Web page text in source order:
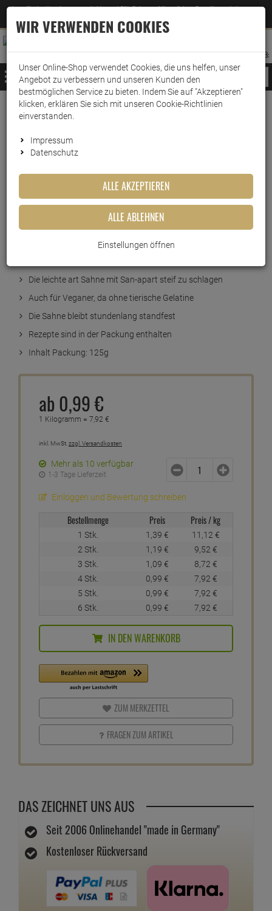
Jetzt für den Newsletter entscheiden und 5% Rabatt auf Ihre nächste Bestellung erhalten
–Zum Newsletter
ANMELDEN
AUFKLAPPEN
MERKZETTEL
WARENKORB:
MENÜ
Weiter einkaufen www.wark24.de Lebensmittel
Küchle San-apart 125g Sahnesteiff
Küchle San-apart 125g
Sahnesteiff
Artikel-Nummer:10012662
Die leichte art Sahne mit San-apart steif zu schlagen
Auch für Veganer, da ohne tierische Gelatine
Die Sahne bleibt stundenlang standfest
Rezepte sind in der Packung enthalten
Inhalt Packung: 125g
ab 0,99€
1 Kilogramm = 7,92 €
inkl. MwSt.zzgl. Versandkosten
Mehr als 10 verfügbar
1-3 Tage Lieferzeit
Einloggen und Bewertung schreiben
Bestellmenge Preis Preis / kg
1 Stk. 1,39 € 11,12 €
2 Stk.
1,19 € 9,52 €
3 Stk.
1,09 € 8,72 €
4 Stk.
0,99 € 7,92 €
5 Stk.
0,99 € 7,92 €
6 Stk.
0,99 € 7,92 €
IN DEN WARENKORB
ZUM MERKZETTEL
FRAGEN ZUM ARTIKEL
DAS ZEICHNET UNS AUS
Seit 2006 Onlinehandel "made in Germany"
Kostenloser Rückversand
WIR VERWENDEN COOKIES
Unser Online-Shop verwendet Cookies, die uns helfen, unser
Angebot zu verbessern und unseren Kunden den
bestmöglichen Service zu bieten. Indem Sie auf "Akzeptieren"
klicken, erklären Sie sich mit unseren Cookie-Richtlinien
einverstanden.
Impressum
Datenschutz
ALLE AKZEPTIEREN
ALLE ABLEHNEN
Einstellungen öffnen